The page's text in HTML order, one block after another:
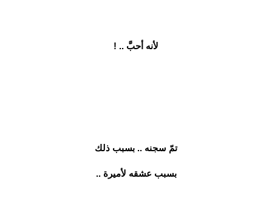
لأنه أحبَّ .. !
تمّ سجنه .. بسبب ذلك
بسبب عشقه لأميرة ..